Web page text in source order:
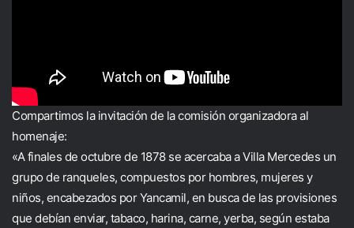
Compartimos la invitación de la comisión organizadora al
homenaje:
«A finales de octubre de 1878 se acercaba a Villa Mercedes un
grupo de ranqueles, compuestos por hombres, mujeres y
niños, encabezados por Yancamil, en busca de las provisiones
que debían enviar, tabaco, harina, carne, yerba, según estaba